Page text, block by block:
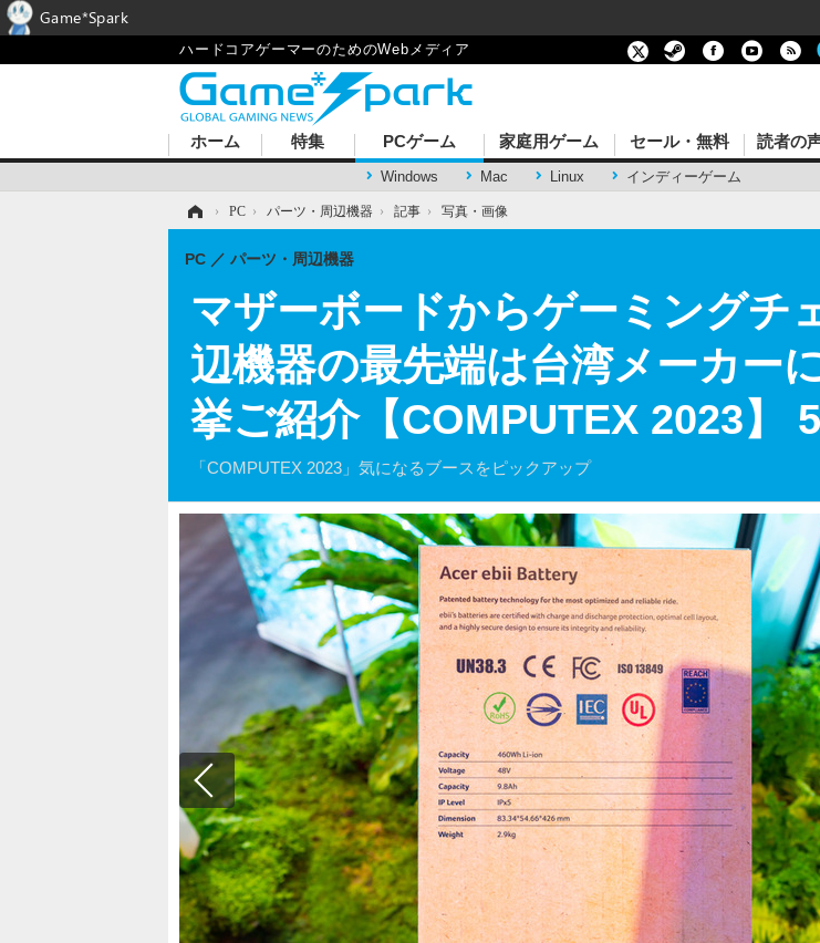
ハードコアゲーマーのためのWebメディア
ホーム 特集 PCゲーム
Windows Mac Linux インディーゲーム
家庭用ゲーム セール・無料 読者の
› PC › パーツ・周辺機器 › 記事 › 写真・画像
マザーボードからゲーミングチ
辺機器の最先端は台湾メーカー
挙ご紹介【COMPUTEX 2023】
「COMPUTEX 2023」気になるブースをピックアップ
PC パーツ・周辺機器
Game*Spark